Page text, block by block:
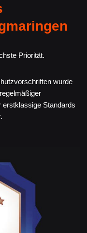
Priorität.
wurde
Standards